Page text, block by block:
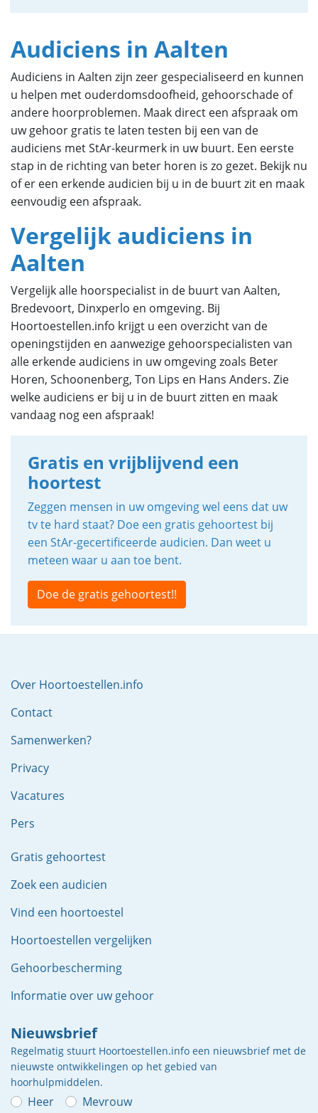
Audiciens in Aalten
Audiciens in Aalten zijn zeer gespecialiseerd en kunnen
u helpen met ouderdomsdoofheid, gehoorschade of
andere hoorproblemen. Maak direct een afspraak om
uw gehoor gratis te laten testen bij een van de
audiciens met StAr-keurmerk in uw buurt. Een eerste
stap in de richting van beter horen is zo gezet. Bekijk nu
of er een erkende audicien bij u in de buurt zit en maak
eenvoudig een afspraak.
Vergelijk audiciens in
Aalten
Vergelijk alle hoorspecialist in de buurt van Aalten,
Bredevoort, Dinxperlo en omgeving. Bij
Hoortoestellen.info krijgt u een overzicht van de
openingstijden en aanwezige gehoorspecialisten van
alle erkende audiciens in uw omgeving zoals Beter
Horen, Schoonenberg, Ton Lips en Hans Anders. Zie
welke audiciens er bij u in de buurt zitten en maak
vandaag nog een afspraak!
Gratis en vrijblijvend een
hoortest
Zeggen mensen in uw omgeving wel eens dat uw
tv te hard staat? Doe een gratis gehoortest bij
een StAr-gecertificeerde audicien. Dan weet u
meteen waar u aan toe bent.
Doe de gratis gehoortest!!
Over Hoortoestellen.info
Contact
Samenwerken?
Privacy
Vacatures
Pers
Gratis gehoortest
Zoek een audicien
Vind een hoortoestel
Hoortoestellen vergelijken
Gehoorbescherming
Informatie over uw gehoor
Nieuwsbrief
Regelmatig stuurt Hoortoestellen.info een nieuwsbrief met de
nieuwste ontwikkelingen op het gebied van
hoorhulpmiddelen.
Heer Mevrouw